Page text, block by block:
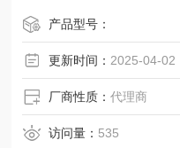
集水槽中。
产品型号：
更新时间： 2025-04-02
厂商性质：代理商
访问量： 535